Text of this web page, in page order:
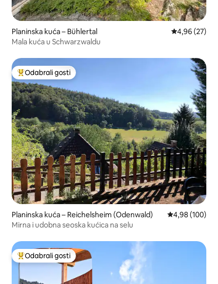
Planinska kuća – Bühlertal Prosječna
4,96 (27)
Mala kuća u Schwarzwaldu
Među najviše rangiranima s oznakom „Odabrali gosti”
Odabrali gosti
Planinska kuća – Reichelsheim (Odenwald) Prosječna
4,98 (100)
Mirna i udobna seoska kućica na selu
Među najviše rangiranima s oznakom „Odabrali gosti”
Odabrali gosti